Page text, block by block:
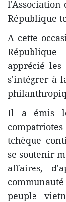
l'Association
République
A cette
apprécié
s'intégrer à
Il a émis le
tchèque
se soutenir
affaires,
peuple